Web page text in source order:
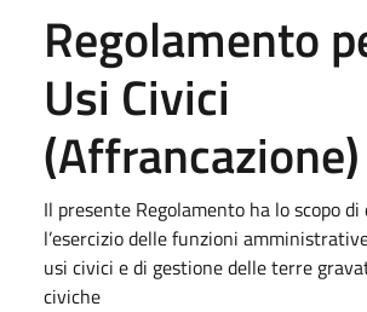
Regolamento
Usi Civici
(Affrancazione)
Il presente Regolamento ha lo scopo
l’esercizio delle funzioni
usi civici e di gestione delle terre
civiche